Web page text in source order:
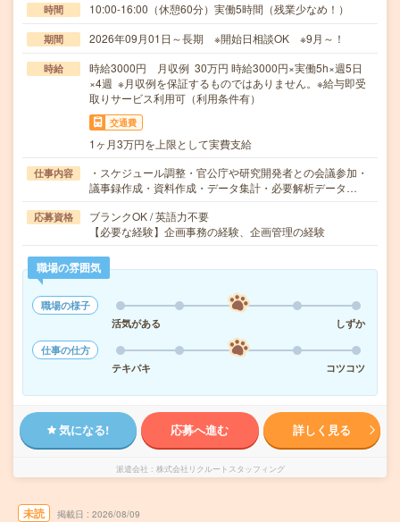
時間 10:00-16:00（休憩60分）実働5時間（残業少なめ！）
期間 2026年09月01日～長期 ※開始日相談OK ※9月～！
時給
時給3000円 月収例 30万円 時給3000円×実働5h×週5日
×4週 ※月収例を保証するものではありません。※給与即受
取りサービス利用可（利用条件有）
交通費
1ヶ月3万円を上限として実費支給
仕事内容
・スケジュール調整・官公庁や研究開発者との会議参加・
議事録作成・資料作成・データ集計・必要解析データ…
応募資格
ブランクOK / 英語力不要
【必要な経験】企画事務の経験、企画管理の経験
職場の雰囲気
職場の様子
活気がある
しずか
仕事の仕方
テキパキ
コツコツ
気になる! 応募へ進む 詳しく見る
派遣会社 株式会社リクルートスタッフィング
未読 掲載日 2026/08/09